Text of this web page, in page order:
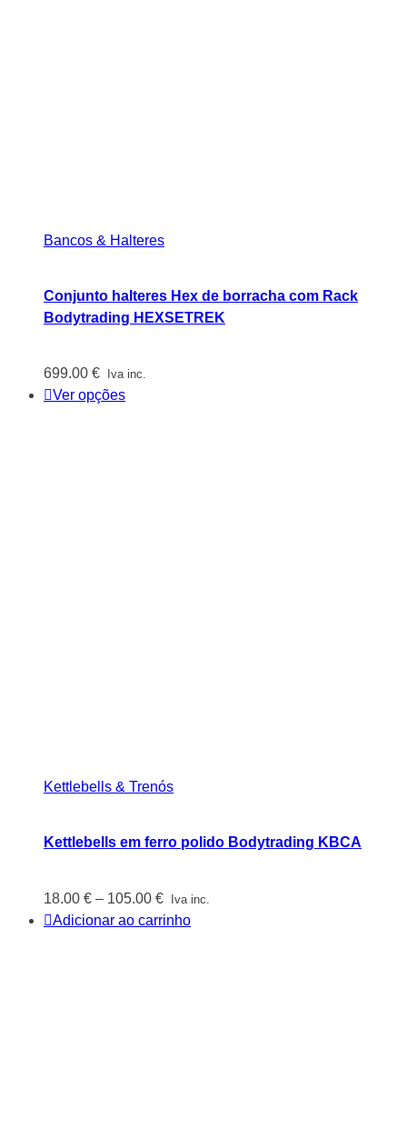
Bancos & Halteres
Conjunto halteres Hex de borracha com Rack
Bodytrading HEXSETREK
699.00 € Iva inc.
Ver opções
Kettlebells & Trenós
Kettlebells em ferro polido Bodytrading KBCA
18.00 € – 105.00 €Price
range:
Iva inc.
Adicionar ao carrinho